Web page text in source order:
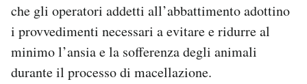
che gli operatori addetti all’abbattimento adottino
i provvedimenti necessari a evitare e ridurre al
minimo l’ansia e la sofferenza degli animali
durante il processo di macellazione.